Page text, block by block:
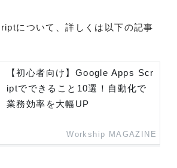
について、詳しくは以下の記事
【初心者向け】Google Apps Scr
iptでできること10選！自動化で
業務効率を大幅UP
Workship MAGAZINE